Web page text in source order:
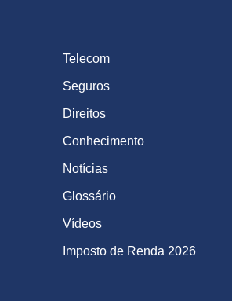
Telecom
Seguros
Direitos
Conhecimento
Notícias
Glossário
Vídeos
Imposto de Renda 2026